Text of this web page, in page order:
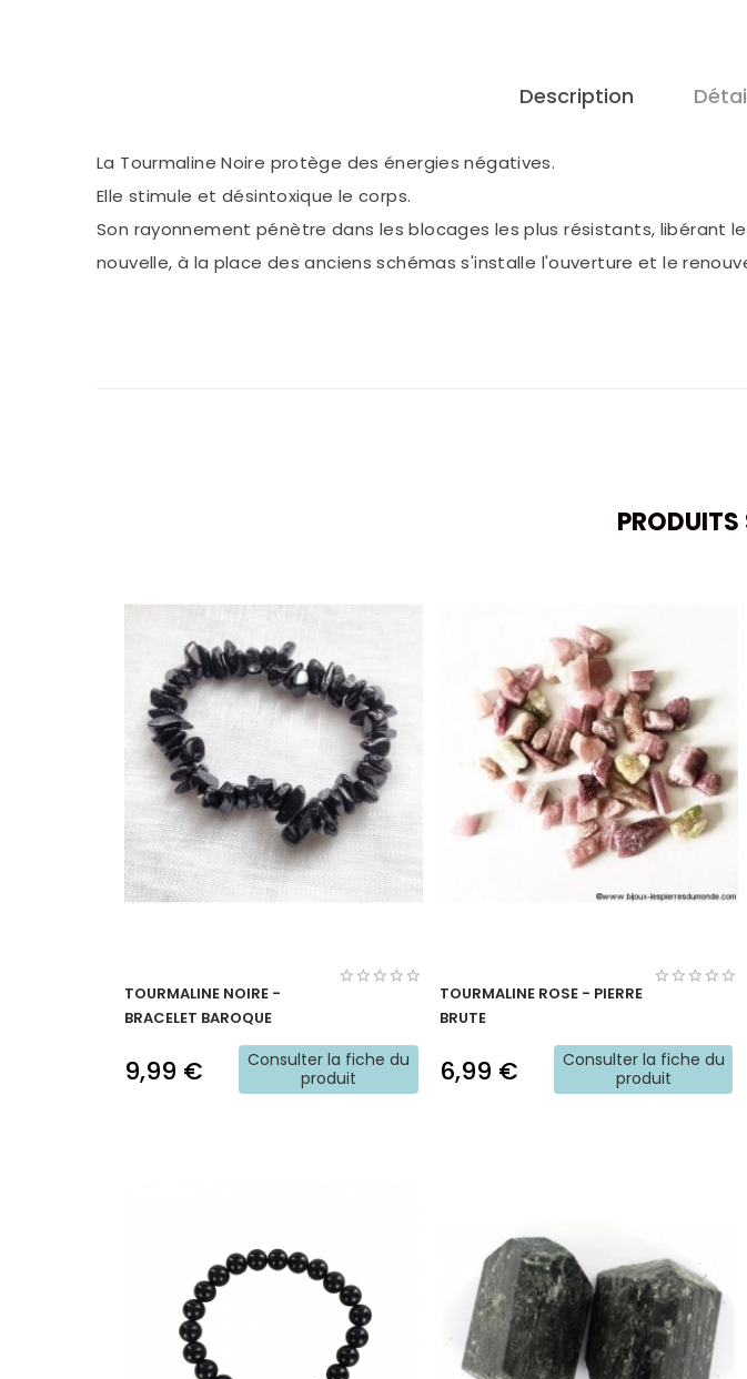
Description
La Tourmaline Noire protège des énergies négatives.
Elle stimule et désintoxique le corps.
Son rayonnement pénètre dans les blocages les plus résistants, libérant
nouvelle, à la place des anciens schémas s'installe l'ouverture et le
PRODUITS
TOURMALINE NOIRE -
BRACELET BAROQUE
9,99 €
Consulter la fiche du
produit
TOURMALINE ROSE - PIERRE
BRUTE
6,99 €
Consulter la fiche du
produit